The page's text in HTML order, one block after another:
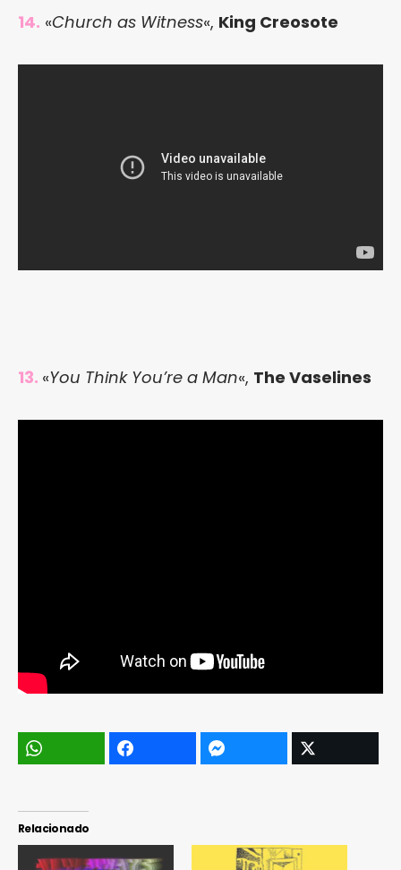
14. «Church as Witness«, King Creosote
13. «You Think You’re a Man«, The Vaselines
Relacionado